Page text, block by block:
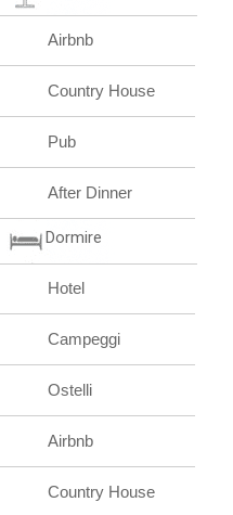
Airbnb
Country House
Pub
After Dinner
Dormire
Hotel
Campeggi
Ostelli
Airbnb
Country House